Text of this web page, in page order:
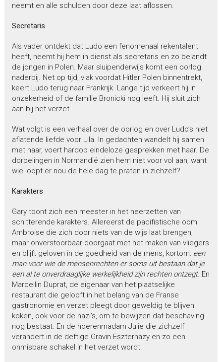
neemt en alle schulden door deze laat aflossen.
Secretaris
Als vader ontdekt dat Ludo een fenomenaal rekentalent
heeft, neemt hij hem in dienst als secretaris en zo belandt
de jongen in Polen. Maar sluipenderwijs komt een oorlog
naderbij. Net op tijd, vlak voordat Hitler Polen binnentrekt,
keert Ludo terug naar Frankrijk. Lange tijd verkeert hij in
onzekerheid of de familie Bronicki nog leeft. Hij sluit zich
aan bij het verzet.
Wat volgt is een verhaal over de oorlog en over Ludo’s niet
aflatende liefde voor Lila. In gedachten wandelt hij samen
met haar, voert hardop eindeloze gesprekken met haar. De
dorpelingen in Normandië zien hem niet voor vol aan, want
wie loopt er nou de hele dag te praten in zichzelf?
Karakters
Gary toont zich een meester in het neerzetten van
schitterende karakters. Allereerst de pacifistische oom
Ambroise die zich door niets van de wijs laat brengen,
maar onverstoorbaar doorgaat met het maken van vliegers
en blijft geloven in de goedheid van de mens, kortom: een
man voor wie de mensenrechten er soms uit bestaan dat je
een al te onverdraaglijke werkelijkheid zijn rechten ontzegt. En
Marcellin Duprat, de eigenaar van het plaatselijke
restaurant die gelooft in het belang van de Franse
gastronomie en verzet pleegt door geweldig te blijven
koken, ook voor de nazi’s, om te bewijzen dat beschaving
nog bestaat. En de hoerenmadam Julie die zichzelf
verandert in de deftige Gravin Eszterhazy en zo een
onmisbare schakel in het verzet wordt.